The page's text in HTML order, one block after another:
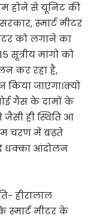
होने से यूनिट की
स्मार्ट मीटर
को लगाने का
सूत्रीय मांगो को
कर रहा है,
जाएगा।क्यो
गैस के दामों के
ही स्थिति आ
चरण में बढ़ते
धक्का आंदोलन
हीरालाल
स्मार्ट मीटर के